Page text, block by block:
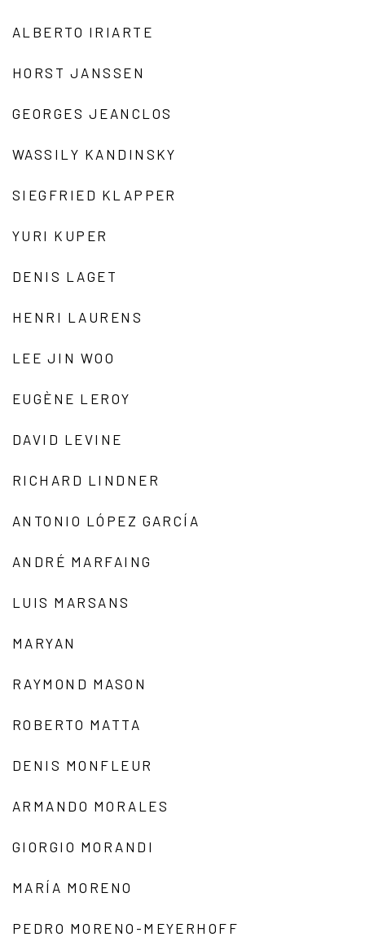
ALBERTO IRIARTE
HORST JANSSEN
GEORGES JEANCLOS
WASSILY KANDINSKY
SIEGFRIED KLAPPER
YURI KUPER
DENIS LAGET
HENRI LAURENS
LEE JIN WOO
EUGÈNE LEROY
DAVID LEVINE
RICHARD LINDNER
ANTONIO LÓPEZ GARCÍA
ANDRÉ MARFAING
LUIS MARSANS
MARYAN
RAYMOND MASON
ROBERTO MATTA
DENIS MONFLEUR
ARMANDO MORALES
GIORGIO MORANDI
MARÍA MORENO
PEDRO MORENO-MEYERHOFF